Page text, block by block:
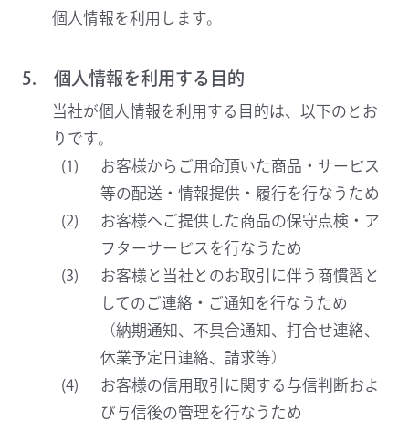
個人情報を利用します。
5. 個人情報を利用する目的
当社が個人情報を利用する目的は、以下のとお
りです。
お客様からご用命頂いた商品・サービス
等の配送・情報提供・履行を行なうため
お客様へご提供した商品の保守点検・ア
フターサービスを行なうため
お客様と当社とのお取引に伴う商慣習と
してのご連絡・ご通知を行なうため
（納期通知、不具合通知、打合せ連絡、
休業予定日連絡、請求等）
お客様の信用取引に関する与信判断およ
び与信後の管理を行なうため